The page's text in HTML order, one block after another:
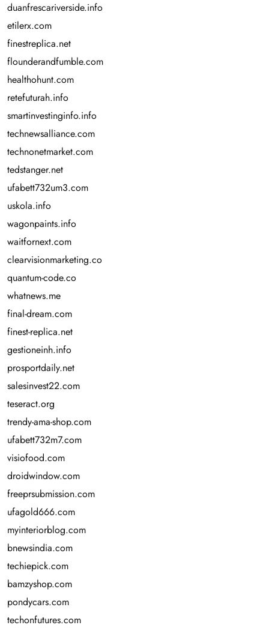
duanfrescariverside.info
etilerx.com
finestreplica.net
flounderandfumble.com
healthohunt.com
retefuturah.info
smartinvestinginfo.info
technewsalliance.com
technonetmarket.com
tedstanger.net
ufabett732um3.com
uskola.info
wagonpaints.info
waitfornext.com
clearvisionmarketing.co
quantum-code.co
whatnews.me
final-dream.com
finest-replica.net
gestioneinh.info
prosportdaily.net
salesinvest22.com
teseract.org
trendy-ama-shop.com
ufabett732m7.com
visiofood.com
droidwindow.com
freeprsubmission.com
ufagold666.com
myinteriorblog.com
bnewsindia.com
techiepick.com
bamzyshop.com
pondycars.com
techonfutures.com